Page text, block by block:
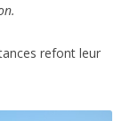
refont leur